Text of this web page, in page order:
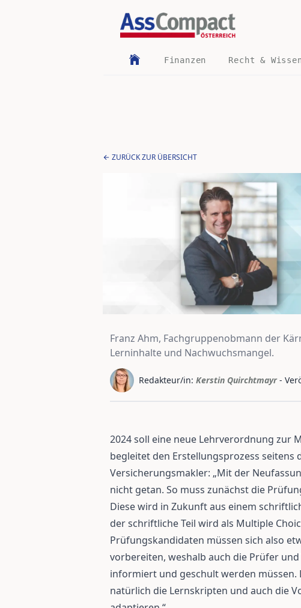
Finanzen Recht &
ZURÜCK ZUR ÜBERSICHT
Franz Ahm, Fachgruppenobmann der
Lerninhalte und Nachwuchsmangel.
Redakteur/in: Kerstin Quirchtmayr -
2024 soll eine neue Lehrverordnung zur
begleitet den Erstellungsprozess seitens
Versicherungsmakler: „Mit der
nicht getan. So muss zunächst die
Diese wird in Zukunft aus einem
der schriftliche Teil wird als Multiple
Prüfungskandidaten müssen sich also
vorbereiten, weshalb auch die Prüfer
informiert und geschult werden
natürlich die Lernskripten und auch die